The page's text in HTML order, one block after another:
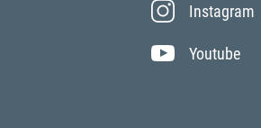
Instagram
Youtube